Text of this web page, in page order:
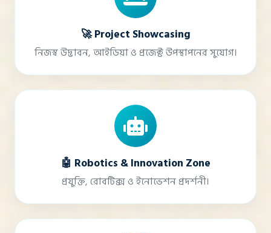
🚀 Project Showcasing
নিজস্ব উদ্ভাবন, আইডিয়া ও প্রজেক্ট উপস্থাপনের সুযোগ।
🤖 Robotics & Innovation Zone
প্রযুক্তি, রোবটিক্স ও ইনোভেশন প্রদর্শনী।